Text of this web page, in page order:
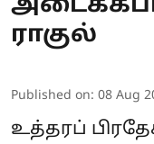
ராகுல்
Published on: 08 Aug
உத்தரப்